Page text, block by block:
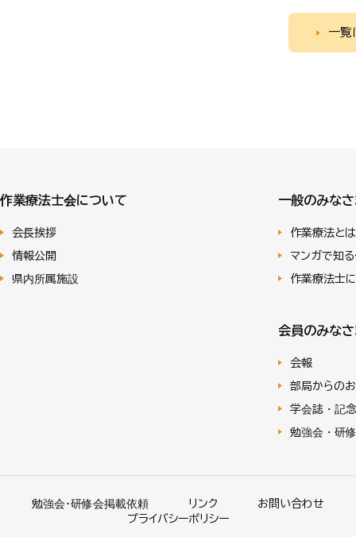
一覧
作業療法士会について
会長挨拶
情報公開
県内所属施設
一般のみな
作業療法とは
マンガで知
作業療法士
会員のみな
会報
部局からのお
学会誌・記
勉強会・研
勉強会･研修会掲載依頼 リンク
お問い合わせ
プライバシーポリシー